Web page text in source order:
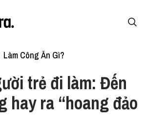
Làm Công Ăn Gì?
trẻ đi làm: Đến
hay ra “hoang đảo